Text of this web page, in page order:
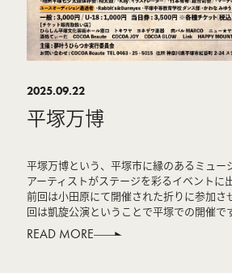
2025.09.22
平塚万博
平塚万博という、平塚市に縁のあるミュー
アーティストがステージを彩るイベントに
前回は小田原にて開催された折りに参加さ
回は凱旋公演ということで平塚での開催で
READ MORE